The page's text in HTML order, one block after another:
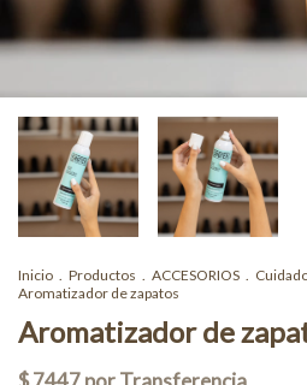
Inicio . Productos . ACCESORIOS .
Aromatizador de zapatos
Aromatizador de